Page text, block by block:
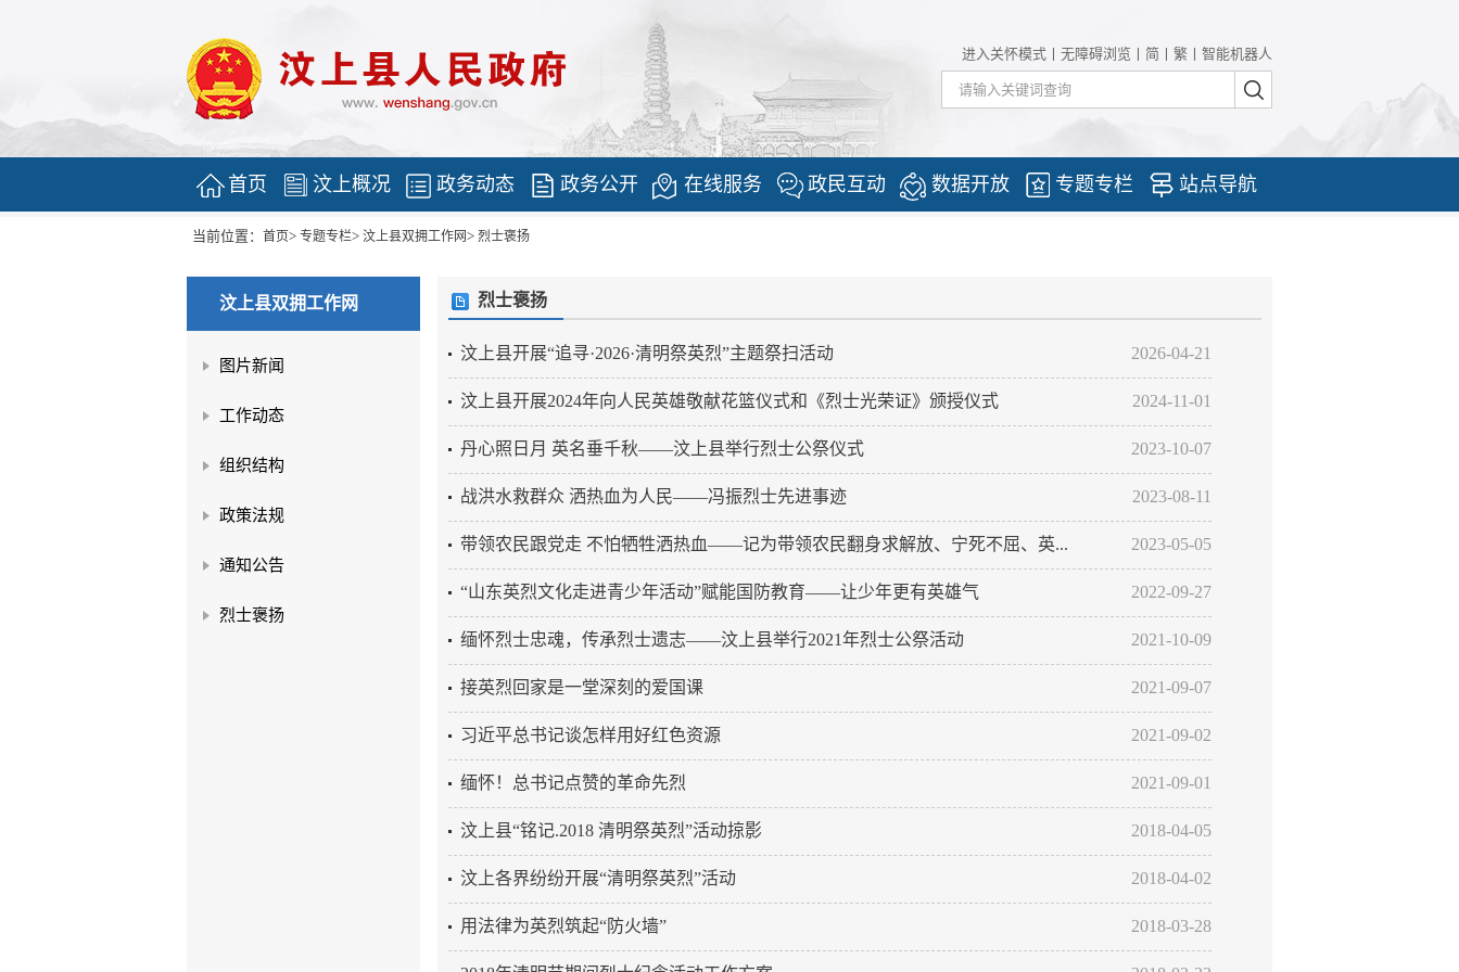
智能机器人
繁
简
无障碍浏览
进入关怀模式
首页 汶上概况 政务动态 政务公开 在线服务 政民互动 数据开放 专题专栏 站点导航
当前位置： 首页> 专题专栏> 汶上县双拥工作网> 烈士褒扬
汶上县双拥工作网
图片新闻
工作动态
组织结构
政策法规
通知公告
烈士褒扬
烈士褒扬
汶上县开展“追寻·2026·清明祭英烈”主题祭扫活动 2026-04-21
汶上县开展2024年向人民英雄敬献花篮仪式和《烈士光荣证》颁授仪式 2024-11-01
丹心照日月 英名垂千秋——汶上县举行烈士公祭仪式 2023-10-07
战洪水救群众 洒热血为人民——冯振烈士先进事迹 2023-08-11
带领农民跟党走 不怕牺牲洒热血——记为带领农民翻身求解放、宁死不屈、英... 2023-05-05
“山东英烈文化走进青少年活动”赋能国防教育——让少年更有英雄气 2022-09-27
缅怀烈士忠魂，传承烈士遗志——汶上县举行2021年烈士公祭活动 2021-10-09
接英烈回家是一堂深刻的爱国课 2021-09-07
习近平总书记谈怎样用好红色资源 2021-09-02
缅怀！总书记点赞的革命先烈 2021-09-01
汶上县“铭记.2018 清明祭英烈”活动掠影 2018-04-05
汶上各界纷纷开展“清明祭英烈”活动 2018-04-02
用法律为英烈筑起“防火墙” 2018-03-28